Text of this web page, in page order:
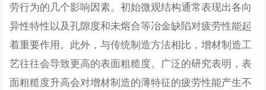
劳行为的几个影响因素。初始微观结构通常表现出各向
异性特性以及孔隙度和未熔合等冶金缺陷对疲劳性能起
着重要作用。此外，与传统制造方法相比，增材制造工
艺往往会导致更高的表面粗糙度。广泛的研究表明，表
面粗糙度升高会对增材制造的薄特征的疲劳性能产生不